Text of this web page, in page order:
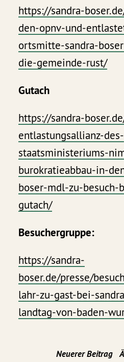
https://sandra-
den-opnv-und-
ortsmitte-sandra-
die-gemeinde-rust/
Gutach
https://sandra-
entlastungsallianz-des-
staatsministeriums-
burokratieabbau-in-
boser-mdl-zu-
gutach/
Besuchergruppe:
https://sandra-
boser.de/presse/
lahr-zu-gast-bei-
landtag-von-baden-
Neuerer Beitrag